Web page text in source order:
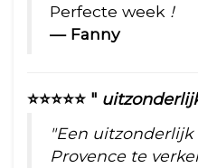
Perfecte week !
— Fanny
⭐⭐⭐⭐⭐ "
"Een
Provence te